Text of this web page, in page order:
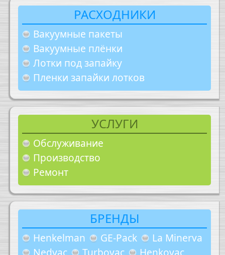
РАСХОДНИКИ
Вакуумные пакеты
Вакуумные плёнки
Лотки под запайку
Пленки запайки лотков
УСЛУГИ
Обслуживание
Производство
Ремонт
БРЕНДЫ
Henkelman GE-Pack
La Minerva